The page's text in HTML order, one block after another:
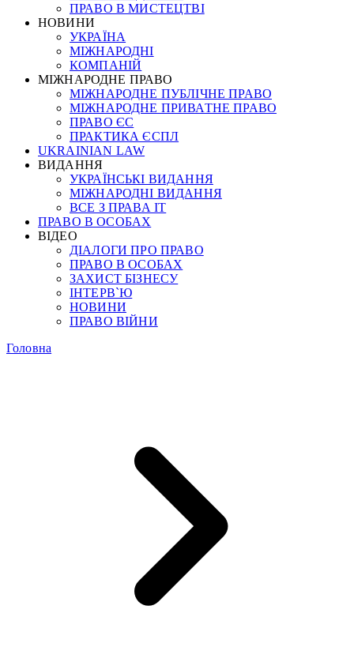
ПРАВО В МИСТЕЦТВІ
НОВИНИ
УКРАЇНА
МІЖНАРОДНІ
КОМПАНІЙ
МІЖНАРОДНЕ ПРАВО
МІЖНАРОДНЕ ПУБЛІЧНЕ ПРАВО
МІЖНАРОДНЕ ПРИВАТНЕ ПРАВО
ПРАВО ЄС
ПРАКТИКА ЄСПЛ
UKRAINIAN LAW
ВИДАННЯ
УКРАЇНСЬКІ ВИДАННЯ
МІЖНАРОДНІ ВИДАННЯ
ВСЕ З ПРАВА ІТ
ПРАВО В ОСОБАХ
ВІДЕО
ДІАЛОГИ ПРО ПРАВО
ПРАВО В ОСОБАХ
ЗАХИСТ БІЗНЕСУ
ІНТЕРВ`Ю
НОВИНИ
ПРАВО ВІЙНИ
Головна